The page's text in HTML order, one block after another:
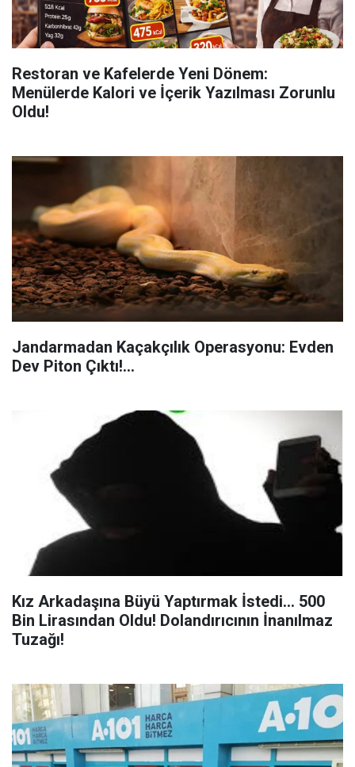
Restoran ve Kafelerde Yeni Dönem:
Menülerde Kalori ve İçerik Yazılması Zorunlu
Oldu!
Jandarmadan Kaçakçılık Operasyonu: Evden
Dev Piton Çıktı!...
Kız Arkadaşına Büyü Yaptırmak İstedi... 500
Bin Lirasından Oldu! Dolandırıcının İnanılmaz
Tuzağı!